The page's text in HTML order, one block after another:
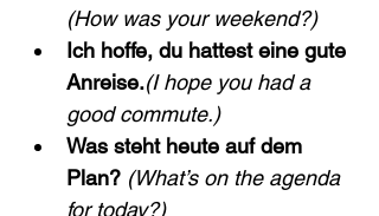
(How was your weekend?)
Ich hoffe, du hattest eine gute
Anreise.(I hope you had a
good commute.)
Was steht heute auf dem
Plan? (What’s on the agenda
for today?)